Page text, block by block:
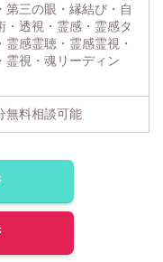
第三の眼・縁結び・自
・透視・霊感・霊感タ
感霊聴・霊感霊視・
霊視・魂リーディン
無料相談可能